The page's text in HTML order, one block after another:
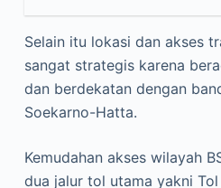
Selain itu lokasi dan akses
sangat strategis karena
dan berdekatan dengan
Soekarno-Hatta.
Kemudahan akses wilayah
dua jalur tol utama yakni